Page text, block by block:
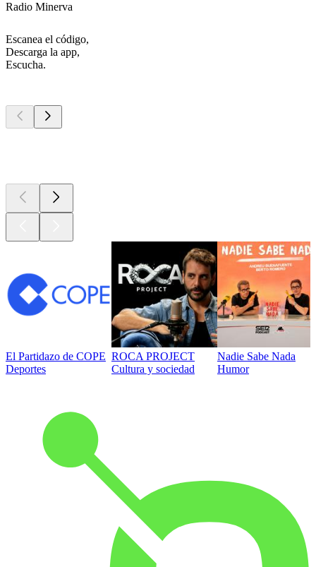
Radio Minerva
Escanea el código,
Descarga la app,
Escucha.
El Partidazo de COPE
Deportes
ROCA PROJECT
Cultura y sociedad
Nadie Sabe Nada
Humor